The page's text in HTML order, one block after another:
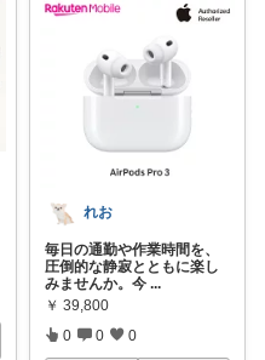
れお
毎日の通勤や作業時間を、
圧倒的な静寂とともに楽し
みませんか。今 ...
￥ 39,800
0 0 0